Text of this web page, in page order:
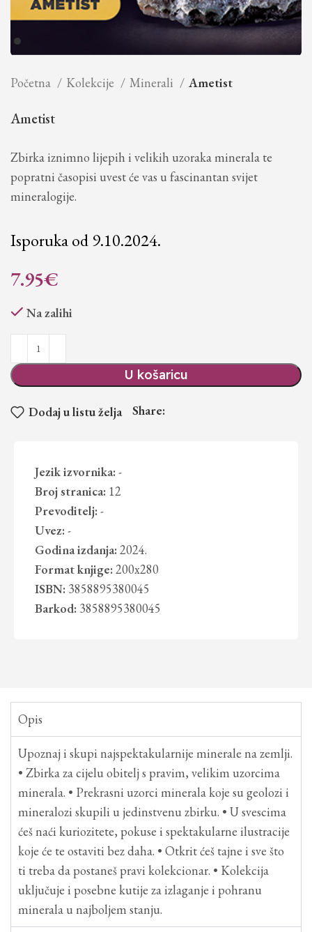
Početna Kolekcije Minerali Ametist
Ametist
Zbirka iznimno lijepih i velikih uzoraka minerala te
popratni časopisi uvest će vas u fascinantan svijet
mineralogije.
Isporuka od 9.10.2024.
7.95€
Na zalihi
U košaricu
Dodaj u listu želja Share:
Jezik izvornika: -
Broj stranica: 12
Prevoditelj: -
Uvez: -
Godina izdanja: 2024.
Format knjige: 200x280
ISBN: 3858895380045
Barkod: 3858895380045
Opis
Upoznaj i skupi najspektakularnije minerale na zemlji.
• Zbirka za cijelu obitelj s pravim, velikim uzorcima
minerala. • Prekrasni uzorci minerala koje su geolozi i
mineralozi skupili u jedinstvenu zbirku. • U svescima
ćeš naći kuriozitete, pokuse i spektakularne ilustracije
koje će te ostaviti bez daha. • Otkrit ćeš tajne i sve što
ti treba da postaneš pravi kolekcionar. • Kolekcija
uključuje i posebne kutije za izlaganje i pohranu
minerala u najboljem stanju.